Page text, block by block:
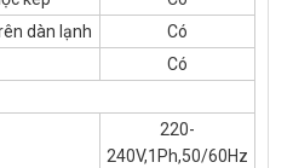
dàn lạnh
Có
Có
220-
240V,1Ph,50/60Hz